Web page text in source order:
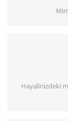
Hayalinizdeki